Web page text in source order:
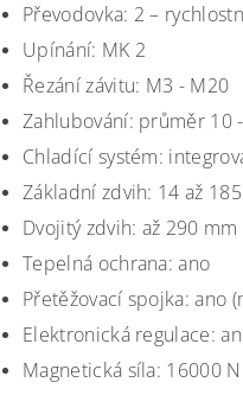
Převodovka: 2 –
Upínání: MK 2
Řezání závitu: M3 - M20
Zahlubování: průměr 10
Chladící systém:
Základní zdvih: 14 až
Dvojitý zdvih: až 290 mm
Tepelná ochrana: ano
Přetěžovací spojka: ano
Elektronická regulace:
Magnetická síla: 16000 N